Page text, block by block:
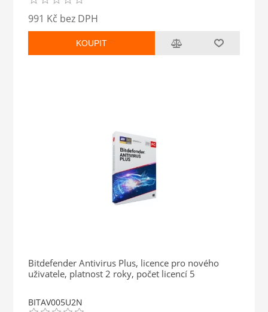
991 Kč bez DPH
KOUPIT
Bitdefender Antivirus Plus, licence pro nového
uživatele, platnost 2 roky, počet licencí 5
BITAV005U2N